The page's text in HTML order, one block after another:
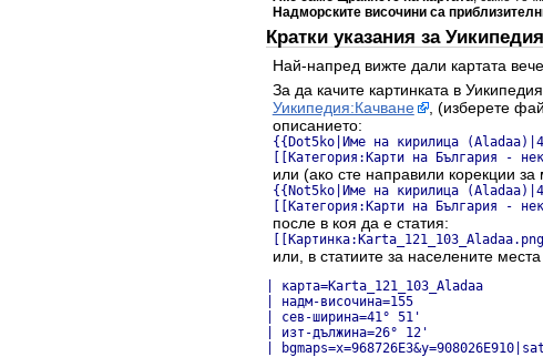
Надморските височини са
Кратки указания за Уикипедия
Най-напред вижте дали картата
За да качите картинката в
Уикипедия:Качване
, (изберете
описанието:
{{Dot5ko|Име на кирилица
[[Категория:Карти на България -
или (ако сте направили корекции за
{{Not5ko|Име на кирилица
[[Категория:Карти на България -
после в коя да е статия:
или, в статиите за населените
| карта=Karta_121_103_Aladaa
| надм-височина=155
| сев-ширина=41° 51'
| изт-дължина=26° 12'
|